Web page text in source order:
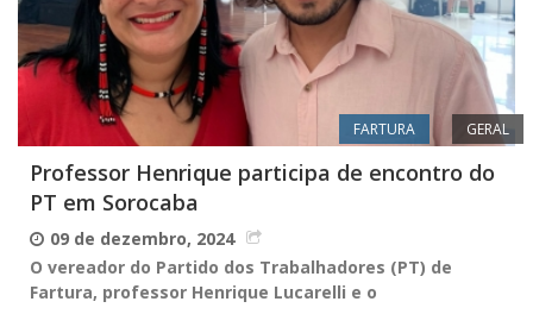
FARTURA GERAL
Professor Henrique participa de encontro do
PT em Sorocaba
09 de dezembro, 2024
O vereador do Partido dos Trabalhadores (PT) de
Fartura, professor Henrique Lucarelli e o